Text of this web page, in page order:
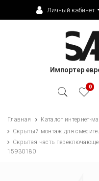
Личный кабинет
Импортер
0
Главная Каталог интернет-
Скрытый монтаж для
Скрытая часть
15930180